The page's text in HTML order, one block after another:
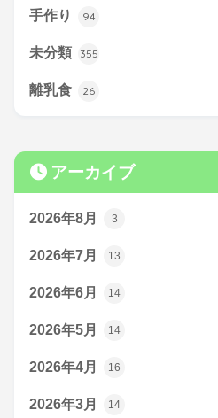
手作り 94
未分類 355
離乳食 26
アーカイブ
2026年8月 3
2026年7月 13
2026年6月 14
2026年5月 14
2026年4月 16
2026年3月 14